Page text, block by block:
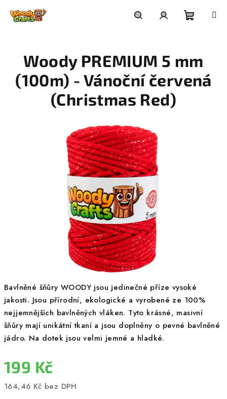
košík
Bavlněné šňůry WOODY jsou jedinečné příze vysoké
jakosti. Jsou přírodní, ekologické a vyrobené ze 100%
nejjemnějších bavlněných vláken. Tyto krásné, masivní
šňůry mají unikátní tkaní a jsou doplněny o pevné bavlněné
jádro. Na dotek jsou velmi jemné a hladké.
199 Kč
164,46 Kč bez DPH
Woody PREMIUM 5 mm
(100m) - Vánoční červená
(Christmas Red)